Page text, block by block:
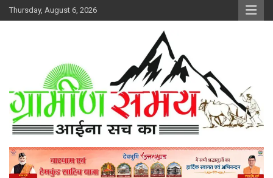
Skip
to
Thursday, August 6, 2026
Gramin Samay